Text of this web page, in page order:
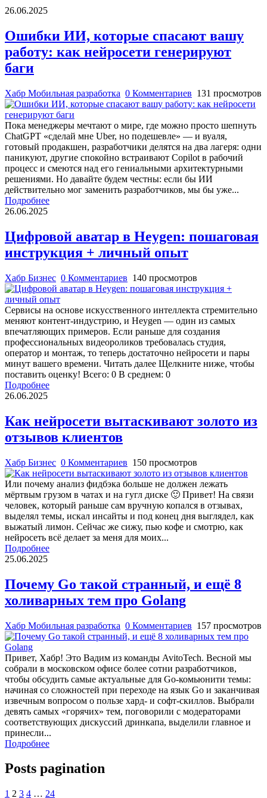
26.06.2025
Ошибки ИИ, которые спасают вашу
работу: как нейросети генерируют
баги
Хабр Мобильная разработка 0 Комментариев 131 просмотров
Пока менеджеры мечтают о мире, где можно просто шепнуть
ChatGPT «сделай мне Uber, но подешевле» — и вуаля,
готовый продакшен, разработчики делятся на два лагеря: одни
паникуют, другие спокойно встраивают Copilot в рабочий
процесс и смеются над его гениальными архитектурными
решениями. Но давайте будем честны: если бы ИИ
действительно мог заменить разработчиков, мы бы уже...
Подробнее
26.06.2025
Цифровой аватар в Heygen: пошаговая
инструкция + личный опыт
Хабр Бизнес 0 Комментариев 140 просмотров
Сервисы на основе искусственного интеллекта стремительно
меняют контент-индустрию, и Heygen — один из самых
впечатляющих примеров. Если раньше для создания
профессиональных видеороликов требовалась студия,
оператор и монтаж, то теперь достаточно нейросети и пары
минут вашего времени. Читать далее Щелкните ниже, чтобы
поставить оценку! Всего: 0 В среднем: 0
Подробнее
26.06.2025
Как нейросети вытаскивают золото из
отзывов клиентов
Хабр Бизнес 0 Комментариев 150 просмотров
Или почему анализ фидбэка больше не должен лежать
мёртвым грузом в чатах и на гугл диске 🙂 Привет! На связи
человек, который раньше сам вручную копался в отзывах,
выделял темы, искал инсайты и под конец дня выглядел, как
выжатый лимон. Сейчас же сижу, пью кофе и смотрю, как
нейросеть всё делает за меня для моих...
Подробнее
25.06.2025
Почему Go такой странный, и ещё 8
холиварных тем про Golang
Хабр Мобильная разработка 0 Комментариев 157 просмотров
Привет, Хабр! Это Вадим из команды AvitoTech. Весной мы
собрали в московском офисе более сотни разработчиков,
чтобы обсудить самые актуальные для Go-комьюнити темы:
начиная со сложностей при переходе на язык Go и заканчивая
извечным вопросом о пользе хард- и софт-скиллов. Выбрали
девять самых «горячих» тем, поговорили с модераторами
соответствующих дискуссий дринкапа, выделили главное и
принесли...
Подробнее
Posts pagination
1 2 3 4 … 24